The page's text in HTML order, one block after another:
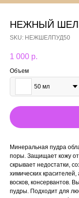
НЕЖНЫЙ ШЕЛК
SKU: НЕЖШЕЛПУД50
1 000 р.
Объем
50 мл
Минеральная пудра
поры. Защищает кожу
скрывает недостатки,
химических
восков, консервантов.
пудры. Подходит для